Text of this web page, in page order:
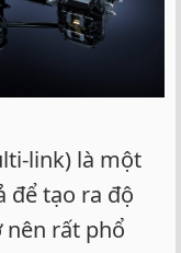
link) là một
để tạo ra độ
nên rất phổ